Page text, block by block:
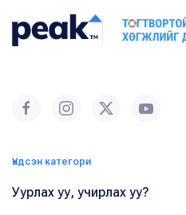
Үндсэн категори
Уурлах уу, учирлах уу?